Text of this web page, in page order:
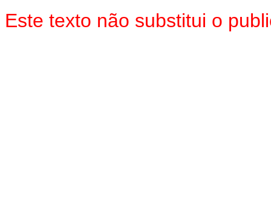
Este texto não substitui o